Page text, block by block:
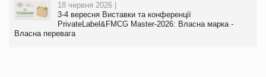
18 червня 2026 |
3-4 вересня Виставки та конференції
PrivateLabel&FMCG Master-2026: Власна марка -
Власна перевага